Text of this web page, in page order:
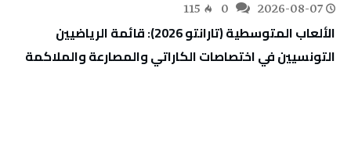
2026-08-07
115
الألعاب المتوسطية (تارانتو 2026): قائمة الرياضيين
التونسيين في اختصاصات الكاراتي والمصارعة والملاكمة